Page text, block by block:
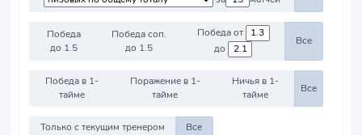
Победа
до 1.5
Победа соп.
до 1.5
Победа от
до
Все
Победа в 1-
тайме
Поражение в 1-
тайме
Ничья в 1-
тайме
Все
Только с текущим тренером Все